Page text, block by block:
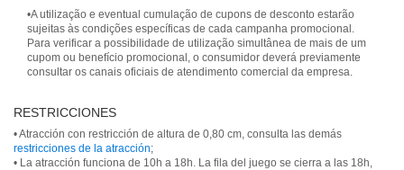
•A utilização e eventual cumulação de cupons de desconto estarão
sujeitas às condições específicas de cada campanha promocional.
Para verificar a possibilidade de utilização simultânea de mais de um
cupom ou benefício promocional, o consumidor deverá previamente
consultar os canais oficiais de atendimento comercial da empresa.
RESTRICCIONES
• Atracción con restricción de altura de 0,80 cm, consulta las demás
restricciones de la atracción;
• La atracción funciona de 10h a 18h. La fila del juego se cierra a las 18h,